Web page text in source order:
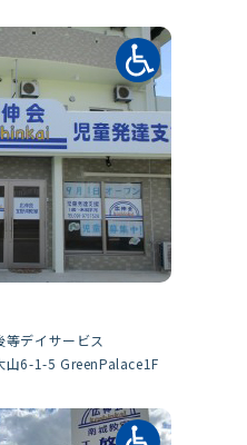
等デイサービス
山6-1-5 GreenPalace1F